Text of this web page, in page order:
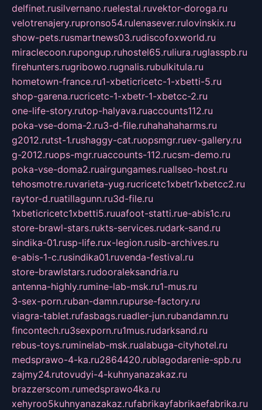
delfinet.rusilvernano.ruelestal.ruvektor-doroga.ru
velotrenajery.rupronso54.rulenasever.rulovinskix.ru
show-pets.rusmartnews03.rudiscofoxworld.ru
miraclecoon.rupongup.ruhostel65.ruliura.ruglasspb.ru
firehunters.rugribowo.rugnalis.rubulkitula.ru
hometown-france.ru1-xbeticricetc-1-xbetti-5.ru
shop-garena.rucricetc-1-xbetr-1-xbetcc-2.ru
one-life-story.rutop-halyava.ruaccounts112.ru
poka-vse-doma-2.ru3-d-file.ruhahahaharms.ru
g2012.rutst-1.rushaggy-cat.ruopsmgr.ruev-gallery.ru
g-2012.ruops-mgr.ruaccounts-112.rucsm-demo.ru
poka-vse-doma2.ruairgungames.ruallseo-host.ru
tehosmotre.ruvarieta-yug.rucricetc1xbetr1xbetcc2.ru
raytor-d.ruatillagunn.ru3d-file.ru
1xbeticricetc1xbetti5.ruuafoot-statti.rue-abis1c.ru
store-brawl-stars.rukts-services.rudark-sand.ru
sindika-01.rusp-life.rux-legion.rusib-archives.ru
e-abis-1-c.rusindika01.ruvenda-festival.ru
store-brawlstars.rudooraleksandria.ru
antenna-highly.rumine-lab-msk.ru1-mus.ru
3-sex-porn.ruban-damn.rupurse-factory.ru
viagra-tablet.rufasbags.ruadler-jun.rubandamn.ru
fincontech.ru3sexporn.ru1mus.rudarksand.ru
rebus-toys.ruminelab-msk.rualabuga-cityhotel.ru
medsprawo-4-ka.ru2864420.rublagodarenie-spb.ru
zajmy24.rutovudyi-4-kuhnyanazakaz.ru
brazzerscom.rumedsprawo4ka.ru
xehyroo5kuhnyanazakaz.rufabrikayfabrikaefabrika.ru